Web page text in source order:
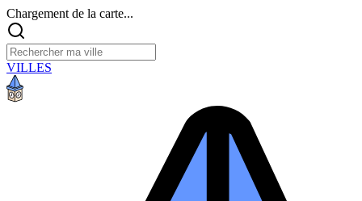
Chargement de la carte...
VILLES